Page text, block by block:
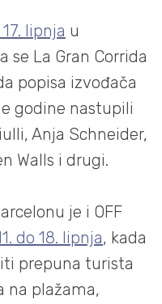
lipnja u
se La Gran Corrida
popisa izvođača
godine nastupili
Anja Schneider,
Walls i drugi.
je i OFF
do 18. lipnja, kada
prepuna turista
na plažama,